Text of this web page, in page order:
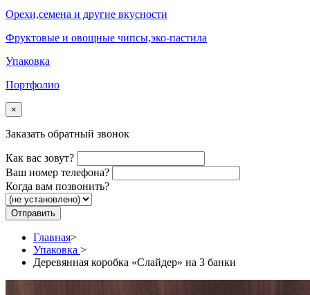
Орехи,семена и другие вкусности
Фруктовые и овощные чипсы,эко-пастила
Упаковка
Портфолио
×
Заказать обратный звонок
Как вас зовут?
Ваш номер телефона?
Когда вам позвонить?
Главная>
Упаковка >
Деревянная коробка «Слайдер» на 3 банки